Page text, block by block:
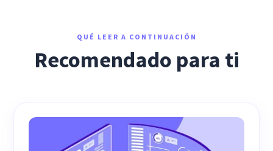
QUÉ LEER A CONTINUACIÓN
Recomendado para ti